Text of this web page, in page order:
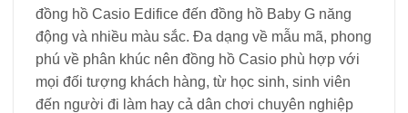
đồng hồ Casio Edifice đến đồng hồ Baby G năng
động và nhiều màu sắc. Đa dạng về mẫu mã, phong
phú về phân khúc nên đồng hồ Casio phù hợp với
mọi đối tượng khách hàng, từ học sinh, sinh viên
đến người đi làm hay cả dân chơi chuyên nghiệp